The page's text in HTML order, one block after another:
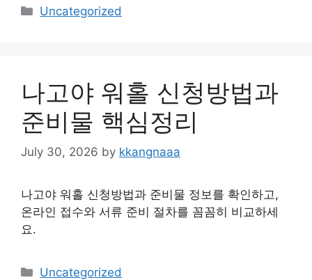
Categories
Uncategorized
나고야 워홀 신청방법과
준비물 핵심정리
July 30, 2026 by kkangnaaa
나고야 워홀 신청방법과 준비물 정보를 확인하고,
온라인 접수와 서류 준비 절차를 꼼꼼히 비교하세
요.
Categories
Uncategorized